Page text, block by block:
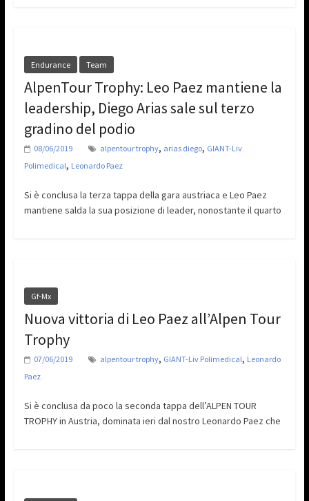
Endurance Team
AlpenTour Trophy: Leo Paez mantiene la
leadership, Diego Arias sale sul terzo
gradino del podio
08/06/2019 alpentour trophy, arias diego, GIANT-Liv
Polimedical, Leonardo Paez
Si è conclusa la terza tappa della gara austriaca e Leo Paez
mantiene salda la sua posizione di leader, nonostante il quarto
Gf-Mx
Nuova vittoria di Leo Paez all’Alpen Tour
Trophy
07/06/2019 alpentour trophy, GIANT-Liv Polimedical, Leonardo
Paez
Si è conclusa da poco la seconda tappa dell’ALPEN TOUR
TROPHY in Austria, dominata ieri dal nostro Leonardo Paez che